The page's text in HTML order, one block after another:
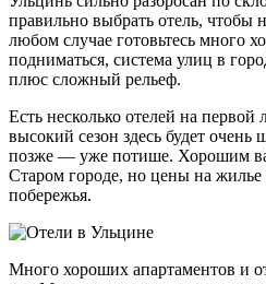
правильно выбрать отель, чтобы
любом случае готовьтесь много
подниматься, система улиц в
плюс сложный рельеф.
Есть несколько отелей на
высокий сезон здесь будет очень
позже — уже потише. Хорошим
Старом городе, но цены на
побережья.
Много хороших апартаментов и